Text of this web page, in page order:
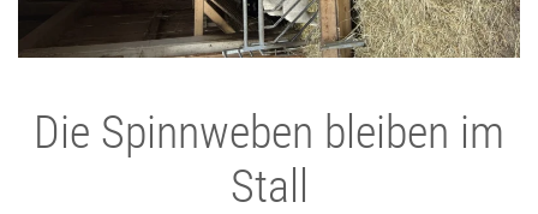
Die Spinnweben bleiben im
Stall